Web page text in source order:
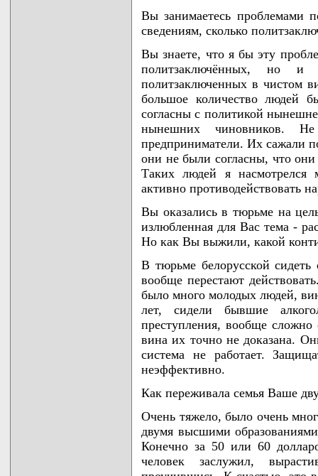
Вы занимаетесь проблемами
сведениям, сколько
Вы знаете, что я бы эту
политзаключённых, но и
политзаключенных в чистом
большое количество людей
согласны с политикой
нынешних чиновников.
предприниматели. Их сажали
они не были согласны, что они
Таких людей я насмотрелся
активно противодействовать
Вы оказались в тюрьме на
излюбленная для Вас тема -
Но как Вы выжили, какой
В тюрьме белорусской
вообще перестают
было много молодых людей,
лет, сидели бывшие
преступления, вообще
вина их точно не доказана.
система не работает.
неэффективно.
Как переживала семья Ваше
Очень тяжело, было очень
двумя высшими
Конечно за 50 или 60
человек заслужил,